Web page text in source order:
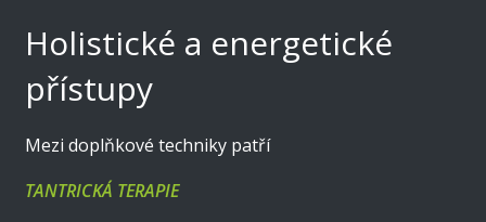
Holistické a energetické
přístupy
Mezi doplňkové techniky patří
TANTRICKÁ TERAPIE